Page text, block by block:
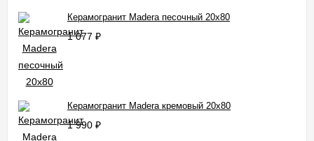
Керамогранит Madera песочный 20x80
1 077 ₽
Керамогранит Madera кремовый 20x80
1 990 ₽